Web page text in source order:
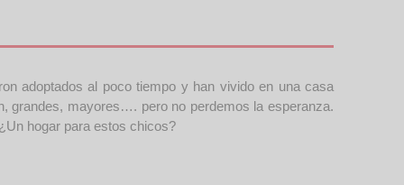
adoptados al poco tiempo y han vivido en una casa
grandes, mayores…. pero no perdemos la esperanza.
hogar para estos chicos?